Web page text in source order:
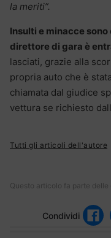
la meriti”.
Insulti e minacce
direttore di gara è
lasciati, grazie alla
propria auto che è
chiamata dal giudice
vettura se richiesto
Tutti gli articoli dell'autore
Questo articolo fa parte delle
Condividi